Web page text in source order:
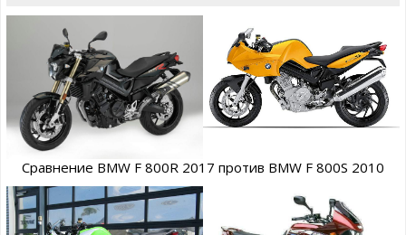
Сравнение BMW F 800R 2017 против BMW F 800S 2010